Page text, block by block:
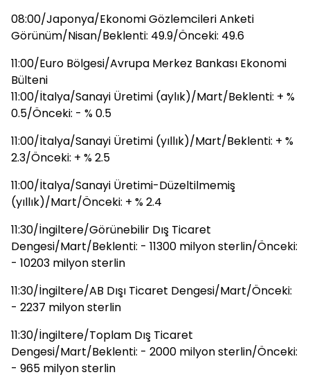
08:00/Japonya/Ekonomi Gözlemcileri Anketi
Görünüm/Nisan/Beklenti: 49.9/Önceki: 49.6
11:00/Euro Bölgesi/Avrupa Merkez Bankası Ekonomi
Bülteni
11:00/İtalya/Sanayi Üretimi (aylık)/Mart/Beklenti: + %
0.5/Önceki: - % 0.5
11:00/İtalya/Sanayi Üretimi (yıllık)/Mart/Beklenti: + %
2.3/Önceki: + % 2.5
11:00/İtalya/Sanayi Üretimi-Düzeltilmemiş
(yıllık)/Mart/Önceki: + % 2.4
11:30/İngiltere/Görünebilir Dış Ticaret
Dengesi/Mart/Beklenti: - 11300 milyon sterlin/Önceki:
- 10203 milyon sterlin
11:30/İngiltere/AB Dışı Ticaret Dengesi/Mart/Önceki:
- 2237 milyon sterlin
11:30/İngiltere/Toplam Dış Ticaret
Dengesi/Mart/Beklenti: - 2000 milyon sterlin/Önceki:
- 965 milyon sterlin